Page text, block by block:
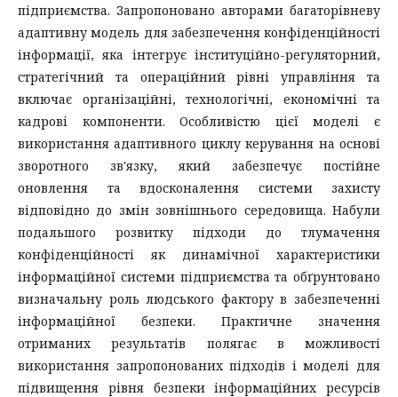
підприємства. Запропоновано авторами багаторівневу
адаптивну модель для забезпечення конфіденційності
інформації, яка інтегрує інституційно-регуляторний,
стратегічний та операційний рівні управління та
включає організаційні, технологічні, економічні та
кадрові компоненти. Особливістю цієї моделі є
використання адаптивного циклу керування на основі
зворотного зв'язку, який забезпечує постійне
оновлення та вдосконалення системи захисту
відповідно до змін зовнішнього середовища. Набули
подальшого розвитку підходи до тлумачення
конфіденційності як динамічної характеристики
інформаційної системи підприємства та обґрунтовано
визначальну роль людського фактору в забезпеченні
інформаційної безпеки. Практичне значення
отриманих результатів полягає в можливості
використання запропонованих підходів і моделі для
підвищення рівня безпеки інформаційних ресурсів